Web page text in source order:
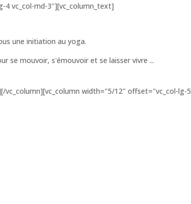
4 vc_col-md-3"][vc_column_text]
une initiation au yoga.
se mouvoir, s'émouvoir et se laisser vivre ...
width="5/12" offset="vc_col-lg-5